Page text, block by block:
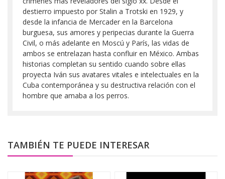
destierro impuesto por Stalin a Trotski en 1929, y
desde la infancia de Mercader en la Barcelona
burguesa, sus amores y peripecias durante la Guerra
Civil, o más adelante en Moscú y París, las vidas de
ambos se entrelazan hasta confluir en México. Ambas
historias completan su sentido cuando sobre ellas
proyecta Iván sus avatares vitales e intelectuales en la
Cuba contemporánea y su destructiva relación con el
hombre que amaba a los perros.
TAMBIÉN TE PUEDE INTERESAR